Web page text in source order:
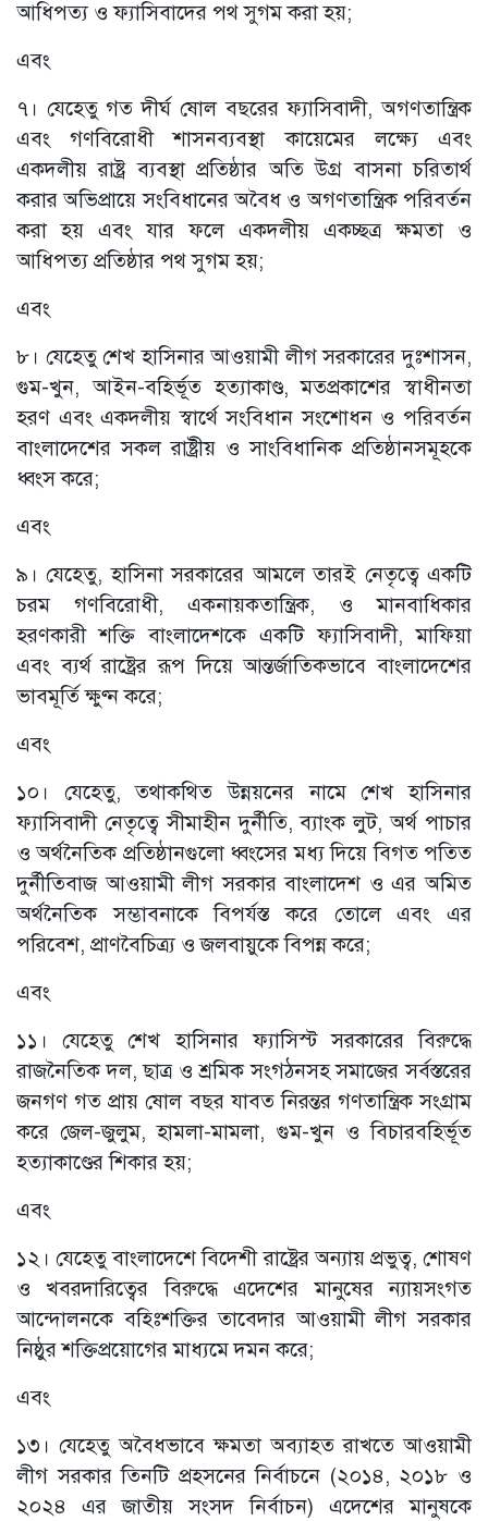
আধিপত্য ও ফ্যাসিবাদের পথ সুগম করা হয়;
এবং
৭। যেহেতু গত দীর্ঘ ষোল বছরের ফ্যাসিবাদী, অগণতান্ত্রিক
এবং গণবিরোধী শাসনব্যবস্থা কায়েমের লক্ষ্যে এবং
একদলীয় রাষ্ট্র ব্যবস্থা প্রতিষ্ঠার অতি উগ্র বাসনা চরিতার্থ
করার অভিপ্রায়ে সংবিধানের অবৈধ ও অগণতান্ত্রিক পরিবর্তন
করা হয় এবং যার ফলে একদলীয় একচ্ছত্র ক্ষমতা ও
আধিপত্য প্রতিষ্ঠার পথ সুগম হয়;
এবং
৮। যেহেতু শেখ হাসিনার আওয়ামী লীগ সরকারের দুঃশাসন,
গুম-খুন, আইন-বহির্ভূত হত্যাকাণ্ড, মতপ্রকাশের স্বাধীনতা
হরণ এবং একদলীয় স্বার্থে সংবিধান সংশোধন ও পরিবর্তন
বাংলাদেশের সকল রাষ্ট্রীয় ও সাংবিধানিক প্রতিষ্ঠানসমূহকে
ধ্বংস করে;
এবং
৯। যেহেতু, হাসিনা সরকারের আমলে তারই নেতৃত্বে একটি
চরম গণবিরোধী, একনায়কতান্ত্রিক, ও মানবাধিকার
হরণকারী শক্তি বাংলাদেশকে একটি ফ্যাসিবাদী, মাফিয়া
এবং ব্যর্থ রাষ্ট্রের রূপ দিয়ে আন্তর্জাতিকভাবে বাংলাদেশের
ভাবমূর্তি ক্ষুণ্ন করে;
এবং
১০। যেহেতু, তথাকথিত উন্নয়নের নামে শেখ হাসিনার
ফ্যাসিবাদী নেতৃত্বে সীমাহীন দুর্নীতি, ব্যাংক লুট, অর্থ পাচার
ও অর্থনৈতিক প্রতিষ্ঠানগুলো ধ্বংসের মধ্য দিয়ে বিগত পতিত
দুর্নীতিবাজ আওয়ামী লীগ সরকার বাংলাদেশ ও এর অমিত
অর্থনৈতিক সম্ভাবনাকে বিপর্যস্ত করে তোলে এবং এর
পরিবেশ, প্রাণবৈচিত্র্য ও জলবায়ুকে বিপন্ন করে;
এবং
১১। যেহেতু শেখ হাসিনার ফ্যাসিস্ট সরকারের বিরুদ্ধে
রাজনৈতিক দল, ছাত্র ও শ্রমিক সংগঠনসহ সমাজের সর্বস্তরের
জনগণ গত প্রায় ষোল বছর যাবত নিরন্তর গণতান্ত্রিক সংগ্রাম
করে জেল-জুলুম, হামলা-মামলা, গুম-খুন ও বিচারবহির্ভূত
হত্যাকাণ্ডের শিকার হয়;
এবং
১২। যেহেতু বাংলাদেশে বিদেশী রাষ্ট্রের অন্যায় প্রভুত্ব, শোষণ
ও খবরদারিত্বের বিরুদ্ধে এদেশের মানুষের ন্যায়সংগত
আন্দোলনকে বহিঃশক্তির তাবেদার আওয়ামী লীগ সরকার
নিষ্ঠুর শক্তিপ্রয়োগের মাধ্যমে দমন করে;
এবং
১৩। যেহেতু অবৈধভাবে ক্ষমতা অব্যাহত রাখতে আওয়ামী
লীগ সরকার তিনটি প্রহসনের নির্বাচনে (২০১৪, ২০১৮ ও
২০২৪ এর জাতীয় সংসদ নির্বাচন) এদেশের মানুষকে